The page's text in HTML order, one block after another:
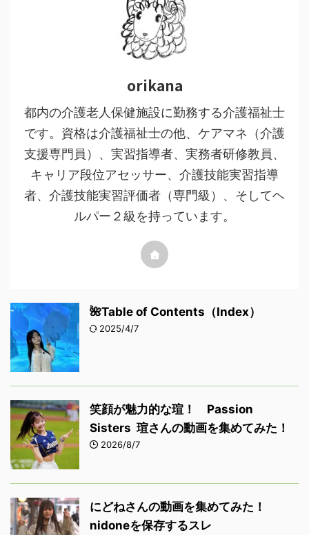
orikana
都内の介護老人保健施設に勤務する介護福祉士
です。資格は介護福祉士の他、ケアマネ（介護
支援専門員）、実習指導者、実務者研修教員、
キャリア段位アセッサー、介護技能実習指導
者、介護技能実習評価者（専門級）、そしてヘ
ルパー２級を持っています。
🌺Table of Contents（Index）
2025/4/7
笑顔が魅力的な瑄！ Passion
Sisters 瑄さんの動画を集めてみた！
2026/8/7
にどねさんの動画を集めてみた！
nidoneを保存するスレ